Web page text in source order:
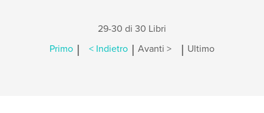
29-30 di 30 Libri
Primo | < Indietro | Avanti > | Ultimo